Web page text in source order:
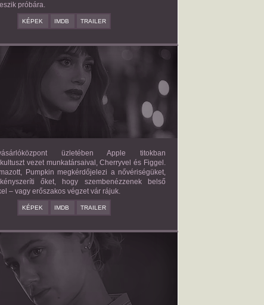
próbára.
KÉPEK IMDB TRAILER
FRUITS
2026/03/27
APPLE
üzletében Apple titokban
vezet munkatársaival, Cherryvel és Figgel.
Pumpkin megkérdőjelezi a nővériségüket,
őket, hogy szembenézzenek belső
– vagy erőszakos végzet vár rájuk.
KÉPEK IMDB TRAILER
SWEATSHOP
DAISY MORIARTY